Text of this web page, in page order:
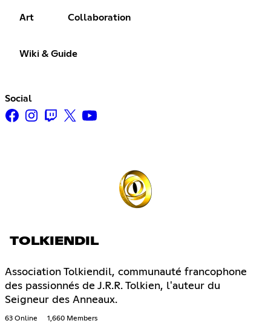
Art Collaboration
Wiki & Guide
Social
TOLKIENDIL
Association Tolkiendil, communauté francophone
des passionnés de J.R.R. Tolkien, l'auteur du
Seigneur des Anneaux.
63 Online 1,660 Members